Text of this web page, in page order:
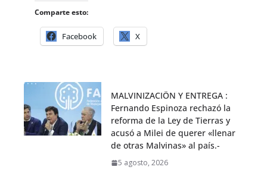
Comparte esto:
Facebook X
MALVINIZACIÖN Y ENTREGA :
Fernando Espinoza rechazó la
reforma de la Ley de Tierras y
acusó a Milei de querer «llenar
de otras Malvinas» al país.-
5 agosto, 2026